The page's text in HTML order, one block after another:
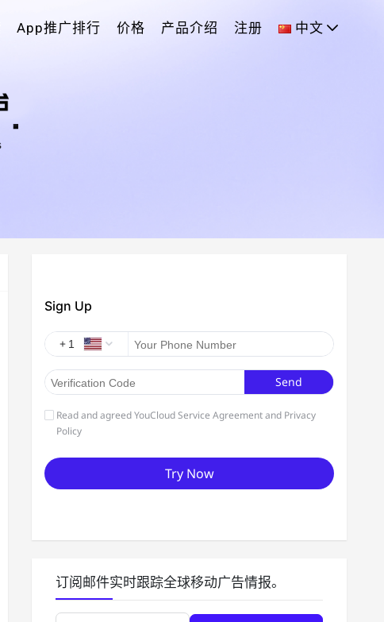
App推广排行 价格 产品介绍 注册 中文
订阅邮件实时跟踪全球移动广告情报。